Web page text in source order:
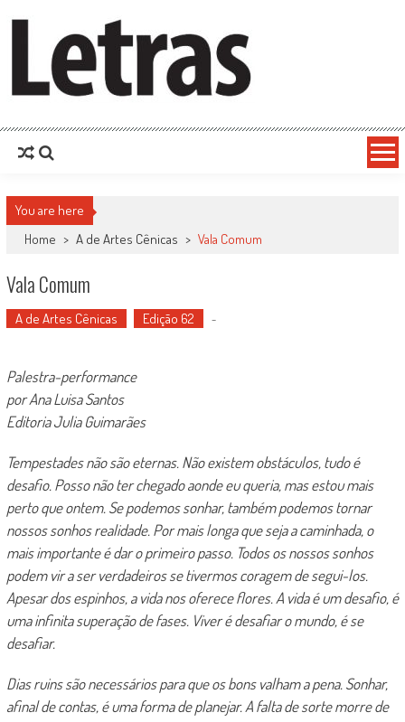
You are here
Home > A de Artes Cênicas > Vala Comum
Vala Comum
A de Artes Cênicas Edição 62 -
Palestra-performance
por Ana Luisa Santos
Editoria Julia Guimarães
Tempestades não são eternas. Não existem obstáculos, tudo é
desafio. Posso não ter chegado aonde eu queria, mas estou mais
perto que ontem. Se podemos sonhar, também podemos tornar
nossos sonhos realidade. Por mais longa que seja a caminhada, o
mais importante é dar o primeiro passo. Todos os nossos sonhos
podem vir a ser verdadeiros se tivermos coragem de segui-los.
Apesar dos espinhos, a vida nos oferece flores. A vida é um desafio, é
uma infinita superação de fases. Viver é desafiar o mundo, é se
desafiar.
Dias ruins são necessários para que os bons valham a pena. Sonhar,
afinal de contas, é uma forma de planejar. A falta de sorte morre de